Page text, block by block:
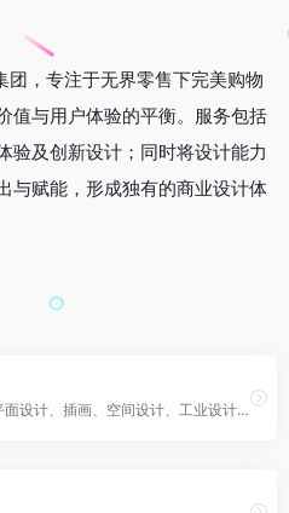
，专注于无界零售下完美购物
值与用户体验的平衡。服务包括
验及创新设计；同时将设计能力
与赋能，形成独有的商业设计体
UECOOK，交流UIUX、平面设计、插画、空间设计、工业设计、产品设计、数码艺术、传统艺术、时尚和摄影等设计方向，提供原创发布、图片采集收藏、个人主页建站等核心功能